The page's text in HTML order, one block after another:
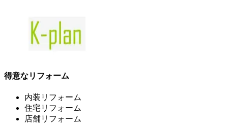
得意なリフォーム
内装リフォーム
住宅リフォーム
店舗リフォーム